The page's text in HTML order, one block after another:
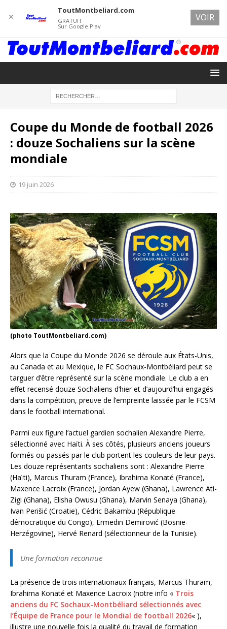
Coupe du Monde de football 2026
: douze Sochaliens sur la scène
mondiale
19 juin 2026
(photo ToutMontbeliard.com)
Alors que la Coupe du Monde 2026 se déroule aux États-Unis,
au Canada et au Mexique, le FC Sochaux-Montbéliard peut se
targuer d’être représenté sur la scène mondiale. Le club a en
effet recensé douze Sochaliens d’hier et d’aujourd’hui engagés
dans la compétition, preuve de l’empreinte laissée par le FCSM
dans le football international.
Parmi eux figure l’actuel gardien sochalien Alexandre Pierre,
sélectionné avec Haïti. À ses côtés, plusieurs anciens joueurs
formés ou passés par le club portent les couleurs de leur pays.
Les douze représentants sochaliens sont : Alexandre Pierre
(Haïti), Marcus Thuram (France), Ibrahima Konaté (France),
Maxence Lacroix (France), Jordan Ayew (Ghana), Lawrence Ati-
Zigi (Ghana), Elisha Owusu (Ghana), Marvin Senaya (Ghana),
Ivan Perišić (Croatie), Cédric Bakambu (République
démocratique du Congo), Ermedin Demirović (Bosnie-
Herzégovine), Hervé Renard (sélectionneur de la Tunisie).
Une formation reconnue
La présence de trois internationaux français, Marcus Thuram,
Ibrahima Konaté et Maxence Lacroix (notre info « Trois
anciens du FC Sochaux-Montbéliard sélectionnés avec
l’Équipe de France pour le Mondial de football 2026« ),
illustre une nouvelle fois la qualité du travail de formation
✕
ToutMontbeliard.com
GRATUIT
Sur Google Play
VOIR